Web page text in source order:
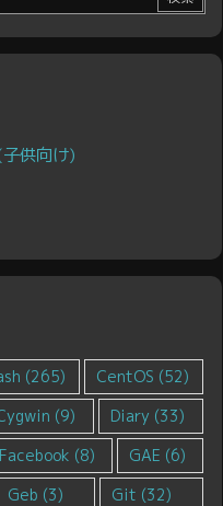
供向け)
(265) CentOS (52)
(9) Diary (33)
Facebook (8) GAE (6)
Geb (3) Git (32)